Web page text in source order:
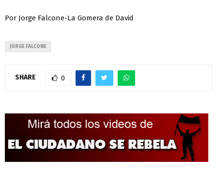
Por Jorge Falcone-La Gomera de David
JORGE FALCONE
SHARE 0